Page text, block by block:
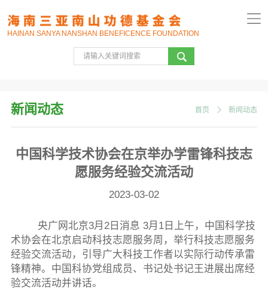
HAINAN SANYA NANSHAN BENEFICENCE FOUNDATION
新闻动态 首页 新闻动态
中国科学技术协会在京举办学雷锋科技志
愿服务经验交流活动
2023-03-02
央广网北京3月2日消息 3月1日上午，中国科学技
术协会在北京启动科技志愿服务周，举行科技志愿服务
经验交流活动，引导广大科技工作者以实际行动传承雷
锋精神。中国科协党组成员、书记处书记王进展出席经
验交流活动并讲话。